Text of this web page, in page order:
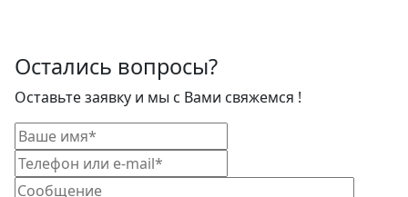
Остались вопросы?
Оставьте заявку и мы с Вами свяжемся !